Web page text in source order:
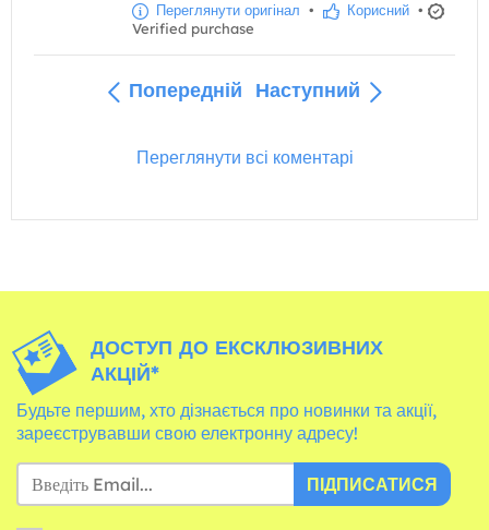
Переглянути оригінал • Корисний •
Verified purchase
Попередній Наступний
Переглянути всі коментарі
ДОСТУП ДО ЕКСКЛЮЗИВНИХ
АКЦІЙ*
Будьте першим, хто дізнається про новинки та акції,
зареєструвавши свою електронну адресу!
ПІДПИСАТИСЯ